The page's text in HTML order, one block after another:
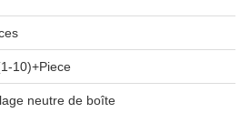
10)+Piece
neutre de boîte